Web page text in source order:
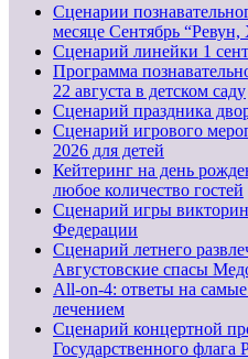
Сценарии
месяце Сентябрь
Cценарий линейки 1
Программа
22 августа в детском саду
Сценарий праздника
Сценарий игрового
2026 для детей
Кейтеринг на день
любое количество гостей
Сценарий игры
Федерации
Сценарий летнего
Августовские спасы
All-on-4: ответы на
лечением
Сценарий концертной
Государственного